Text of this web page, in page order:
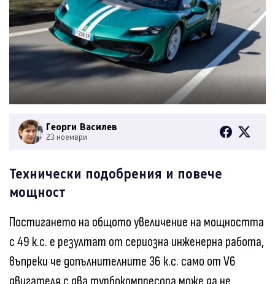
Георги Василев
23 ноември
Технически подобрения и повече
мощност
Постигането на общото увеличение на мощността
с 49 к.с. е резултат от сериозна инженерна работа,
въпреки че допълнителните 36 к.с. само от V6